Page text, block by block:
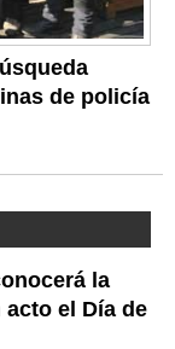
de policía
la
el Día de